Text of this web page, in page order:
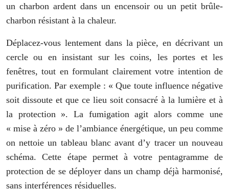
un charbon ardent dans un encensoir ou un petit brûle-
charbon résistant à la chaleur.
Déplacez-vous lentement dans la pièce, en décrivant un
cercle ou en insistant sur les coins, les portes et les
fenêtres, tout en formulant clairement votre intention de
purification. Par exemple : « Que toute influence négative
soit dissoute et que ce lieu soit consacré à la lumière et à
la protection ». La fumigation agit alors comme une
« mise à zéro » de l’ambiance énergétique, un peu comme
on nettoie un tableau blanc avant d’y tracer un nouveau
schéma. Cette étape permet à votre pentagramme de
protection de se déployer dans un champ déjà harmonisé,
sans interférences résiduelles.